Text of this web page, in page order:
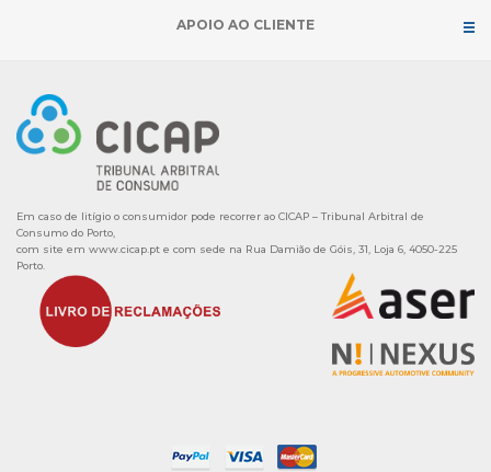
APOIO AO CLIENTE
Em caso de litígio o consumidor pode recorrer ao CICAP – Tribunal Arbitral de
Consumo do Porto,
com site em www.cicap.pt e com sede na Rua Damião de Góis, 31, Loja 6, 4050-225
Porto.